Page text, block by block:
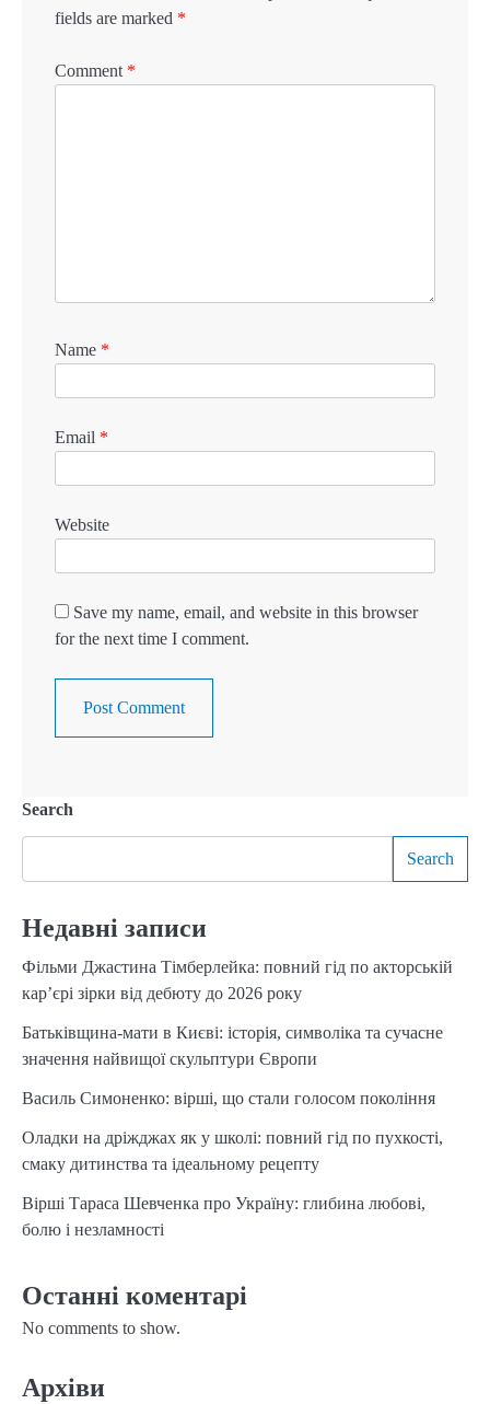
fields are marked *
Comment *
Name *
Email *
Website
Save my name, email, and website in this browser
for the next time I comment.
Search
Search
Недавні записи
Фільми Джастина Тімберлейка: повний гід по акторській
кар’єрі зірки від дебюту до 2026 року
Батьківщина-мати в Києві: історія, символіка та сучасне
значення найвищої скульптури Європи
Василь Симоненко: вірші, що стали голосом покоління
Оладки на дріжджах як у школі: повний гід по пухкості,
смаку дитинства та ідеальному рецепту
Вірші Тараса Шевченка про Україну: глибина любові,
болю і незламності
Останні коментарі
No comments to show.
Архіви